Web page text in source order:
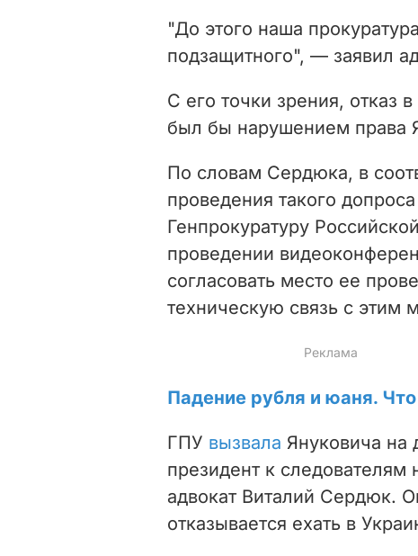
"До этого наша
подзащитного", — заявил
С его точки зрения, отказ
был бы нарушением права
По словам Сердюка, в
проведения такого
Генпрокуратуру
проведении
согласовать место ее
техническую связь с этим
Падение рубля и юаня.
ГПУ вызвала Януковича на
президент к следователям
адвокат Виталий Сердюк.
отказывается ехать в